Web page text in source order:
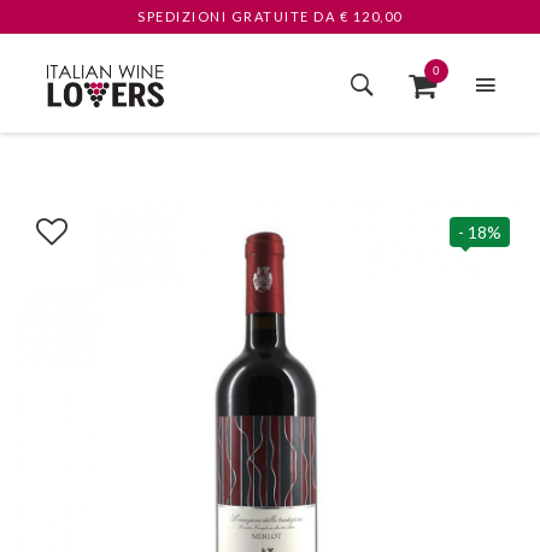
SPEDIZIONI GRATUITE DA € 120,00
0
- 18%